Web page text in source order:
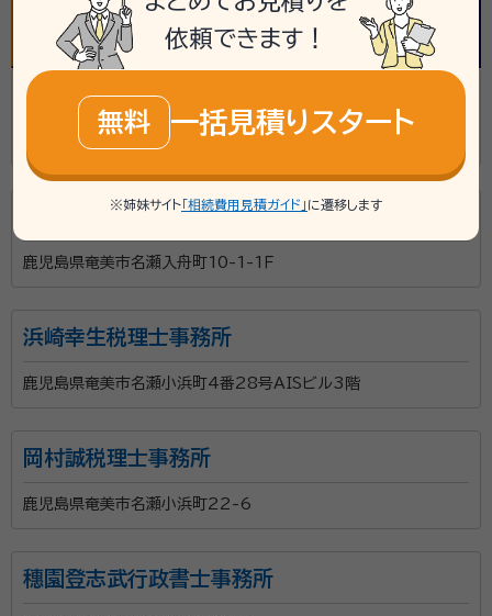
税理士内山定廣事務所
鹿児島県奄美市名瀬長浜町18番9号
野村明生税理士事務所
鹿児島県奄美市名瀬入舟町10-1-1Ｆ
浜崎幸生税理士事務所
鹿児島県奄美市名瀬小浜町4番28号AISビル3階
岡村誠税理士事務所
鹿児島県奄美市名瀬小浜町22-6
穗園登志武行政書士事務所
依頼できます！
無料 一括見積りスタート
※姉妹サイト 「相続費用見積ガイド」 に遷移します